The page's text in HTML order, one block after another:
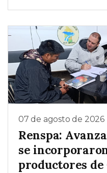
07 de agosto de 2026
Renspa:
se
productores de